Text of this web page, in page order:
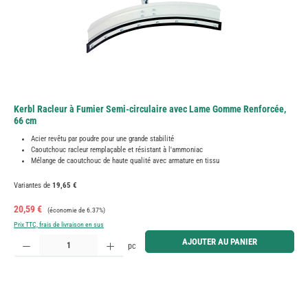
Kerbl Racleur à Fumier Semi-circulaire avec Lame Gomme Renforcée,
66 cm
Acier revêtu par poudre pour une grande stabilité
Caoutchouc racleur remplaçable et résistant à l'ammoniac
Mélange de caoutchouc de haute qualité avec armature en tissu
Variantes de 19,65 €
Prix de vente :
20,59 € Prix régulier :
(économie de 6.37%)
Prix TTC, frais de livraison en sus
Quantité de produit : Entrez la quantité souhaitée ou utilisez les boutons pour augmenter ou
pc AJOUTER AU PANIER